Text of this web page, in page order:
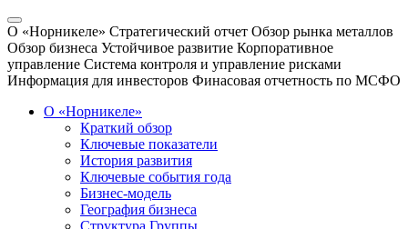
О «Норникеле» Стратегический отчет Обзор рынка металлов
Обзор бизнеса Устойчивое развитие Корпоративное
управление Система контроля и управление рисками
Информация для инвесторов Финасовая отчетность по МСФО
О «Норникеле»
Краткий обзор
Ключевые показатели
История развития
Ключевые события года
Бизнес-модель
География бизнеса
Структура Группы